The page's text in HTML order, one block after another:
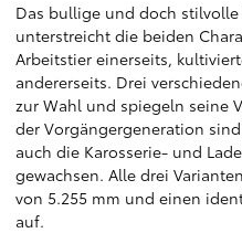
Das bullige und doch
unterstreicht die beiden
Arbeitstier einerseits,
andererseits. Drei
zur Wahl und spiegeln seine
der Vorgängergeneration
auch die Karosserie- und
gewachsen. Alle drei
von 5.255 mm und einen
auf.